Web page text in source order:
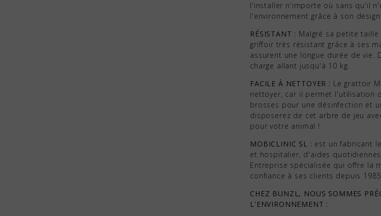
l'installer n'importe où sans qu'il
l'environnement grâce à son
RÉSISTANT : Malgré sa petite
griffoir très résistant grâce à ses
assurent une longue durée de vie.
charge allant jusqu'à 10 kg.
FACILE À NETTOYER : Le grattoir
nettoyer, car il permet l'utilisation
brosses pour une désinfection et
disposerez de cet arbre de jeu
pour votre animal !
MOBICLINIC SL : est un fabricant
et hospitalier, d'aides
Entreprise spécialisée qui offre la
confiance à ses clients depuis
CHEZ BUNZL, NOUS SOMMES
L'ENVIRONNEMENT :